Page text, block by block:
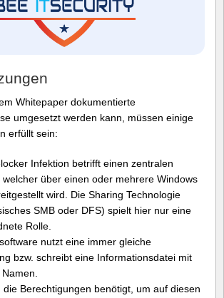
Whitepaper dokumentierte
umgesetzt werden kann, müssen einige
erfüllt sein:
Infektion betrifft einen zentralen
welcher über einen oder mehrere Windows
wird. Die Sharing Technologie
SMB oder DFS) spielt hier nur eine
Rolle.
nutzt eine immer gleiche
bzw. schreibt eine Informationsdatei mit
die Berechtigungen benötigt, um auf diesen